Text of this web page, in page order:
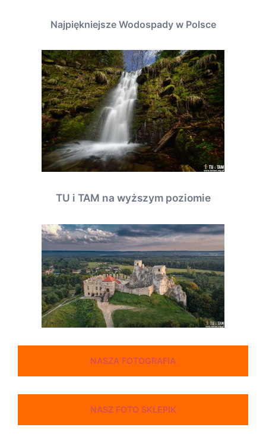
Najpiękniejsze Wodospady w Polsce
TU i TAM na wyższym poziomie
NASZA FOTOGRAFIA
NASZ FOTO SKLEPIK